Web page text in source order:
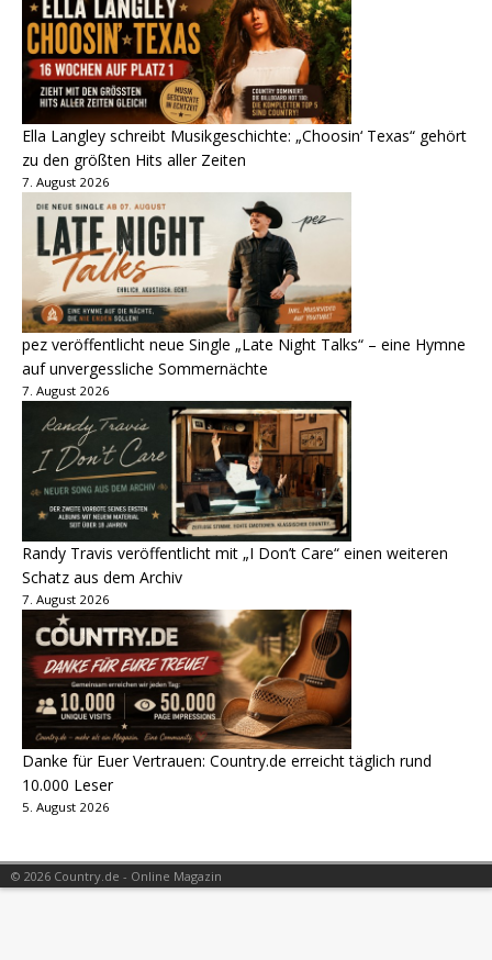
Ella Langley schreibt Musikgeschichte: „Choosin‘ Texas“ gehört
zu den größten Hits aller Zeiten
7. August 2026
pez veröffentlicht neue Single „Late Night Talks“ – eine Hymne
auf unvergessliche Sommernächte
7. August 2026
Randy Travis veröffentlicht mit „I Don’t Care“ einen weiteren
Schatz aus dem Archiv
7. August 2026
Danke für Euer Vertrauen: Country.de erreicht täglich rund
10.000 Leser
5. August 2026
© 2026 Country.de - Online Magazin